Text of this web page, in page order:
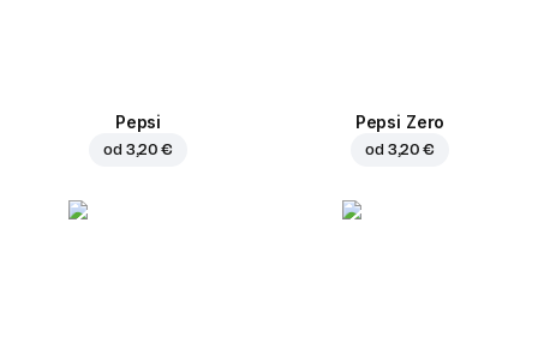
Pepsi
od 3,20 €
Pepsi Zero
od 3,20 €